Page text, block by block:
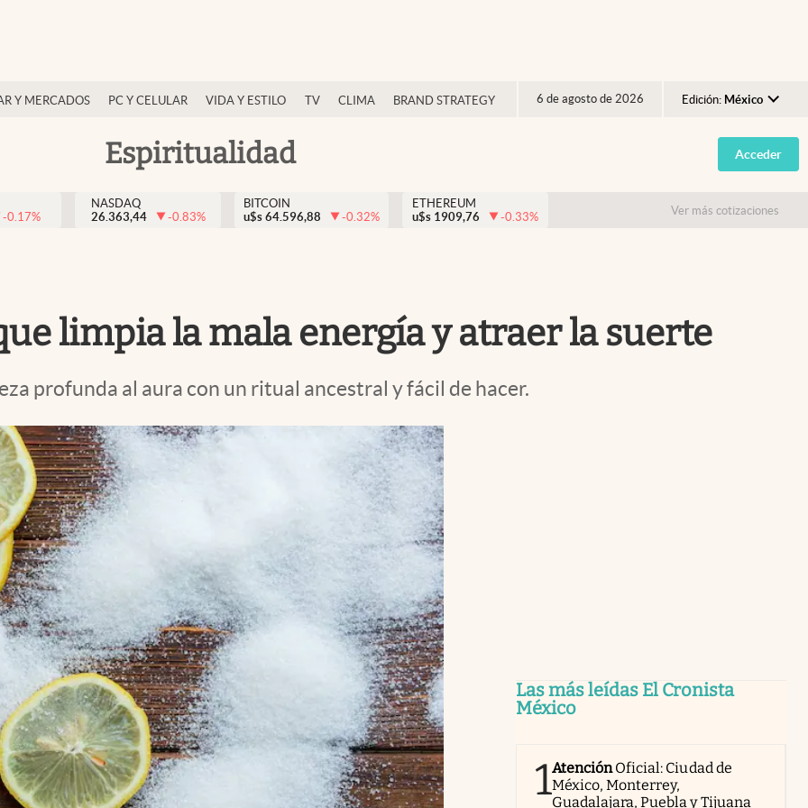
Y MERCADOS PC Y CELULAR VIDA Y ESTILO TV CLIMA BRAND STRATEGY 6 de agosto de 2026 Edición: México
Argentina
España
USA
Espiritualidad Acceder
-0.17%
NASDAQ
26.363,44
-0.83%
BITCOIN
u$s 64.596,88 -0.32%
ETHEREUM
u$s 1909,76 -0.33% Ver más cotizaciones
limpia la mala energía y atraer la suerte
profunda al aura con un ritual ancestral y fácil de hacer.
Las más leídas El Cronista
México
1AtenciónOficial: Ciudad de
México, Monterrey,
Guadalajara, Puebla y Tijuana